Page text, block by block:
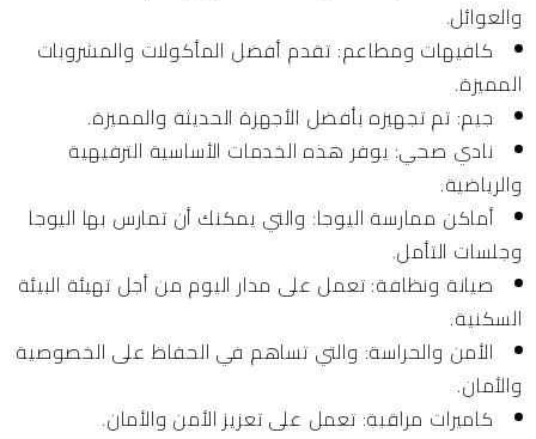
والعوائل.
كافيهات ومطاعم: تقدم أفضل المأكولات والمشروبات
المميزة.
جيم: تم تجهيزه بأفضل الأجهزة الحديثة والمميزة.
نادي صحي: يوفر هذه الخدمات الأساسية الترفيهية
والرياضية.
أماكن ممارسة اليوجا: والتي يمكنك أن تمارس بها اليوجا
وجلسات التأمل.
صيانة ونظافة: تعمل على مدار اليوم من أجل تهيئة البيئة
السكنية.
الأمن والحراسة: والتي تساهم في الحفاظ على الخصوصية
والأمان.
كاميرات مراقبة: تعمل على تعزيز الأمن والأمان.